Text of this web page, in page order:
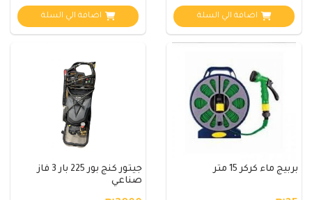
اضافة الي السلة اضافة الي السلة
بربيج ماء كركر 15 متر
جيتور كنج بور 225 بار 3 فاز
صناعي